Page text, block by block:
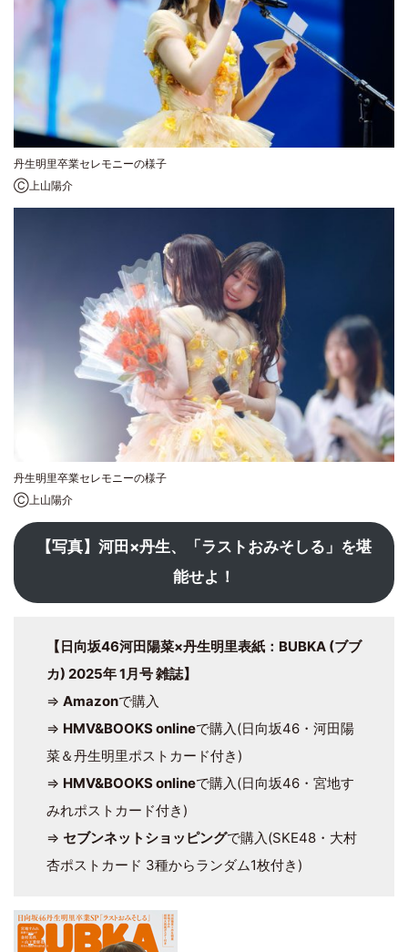
丹生明里卒業セレモニーの様子
Ⓒ上山陽介
丹生明里卒業セレモニーの様子
Ⓒ上山陽介
【写真】河田×丹生、「ラストおみそしる」を堪
能せよ！
【日向坂46河田陽菜×丹生明里表紙：BUBKA (ブブ
カ) 2025年 1月号 雑誌】
⇒ Amazonで購入
⇒ HMV&BOOKS onlineで購入(日向坂46・河田陽
菜＆丹生明里ポストカード付き)
⇒ HMV&BOOKS onlineで購入(日向坂46・宮地す
みれポストカード付き)
⇒ セブンネットショッピングで購入(SKE48・大村
杏ポストカード 3種からランダム1枚付き)